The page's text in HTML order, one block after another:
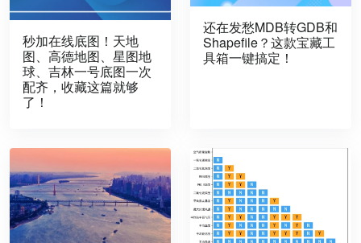
秒加在线底图！天地
图、高德地图、星图地
球、吉林一号底图一次
配齐，收藏这篇就够
了！
还在发愁MDB转GDB和
Shapefile？这款宝藏工
具箱一键搞定！